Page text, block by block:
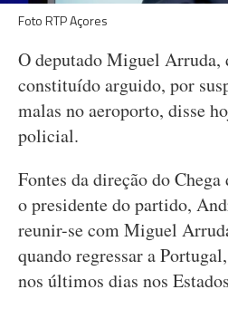
Foto RTP Açores
O deputado Miguel Arruda,
constituído arguido, por
malas no aeroporto, disse
policial.
Fontes da direção do
o presidente do partido,
reunir-se com Miguel
quando regressar a
nos últimos dias nos